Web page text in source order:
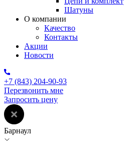
Шатуны
О компании
Качество
Контакты
Акции
Новости
+7 (843) 204-90-93
Перезвонить мне
Запросить цену
Барнаул